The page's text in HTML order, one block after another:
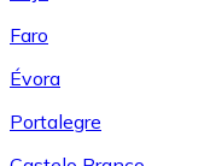
Faro
Évora
Portalegre